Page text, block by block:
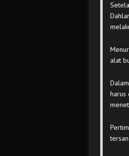
alat
harus